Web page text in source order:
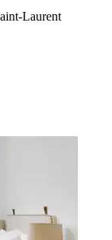
Laurent